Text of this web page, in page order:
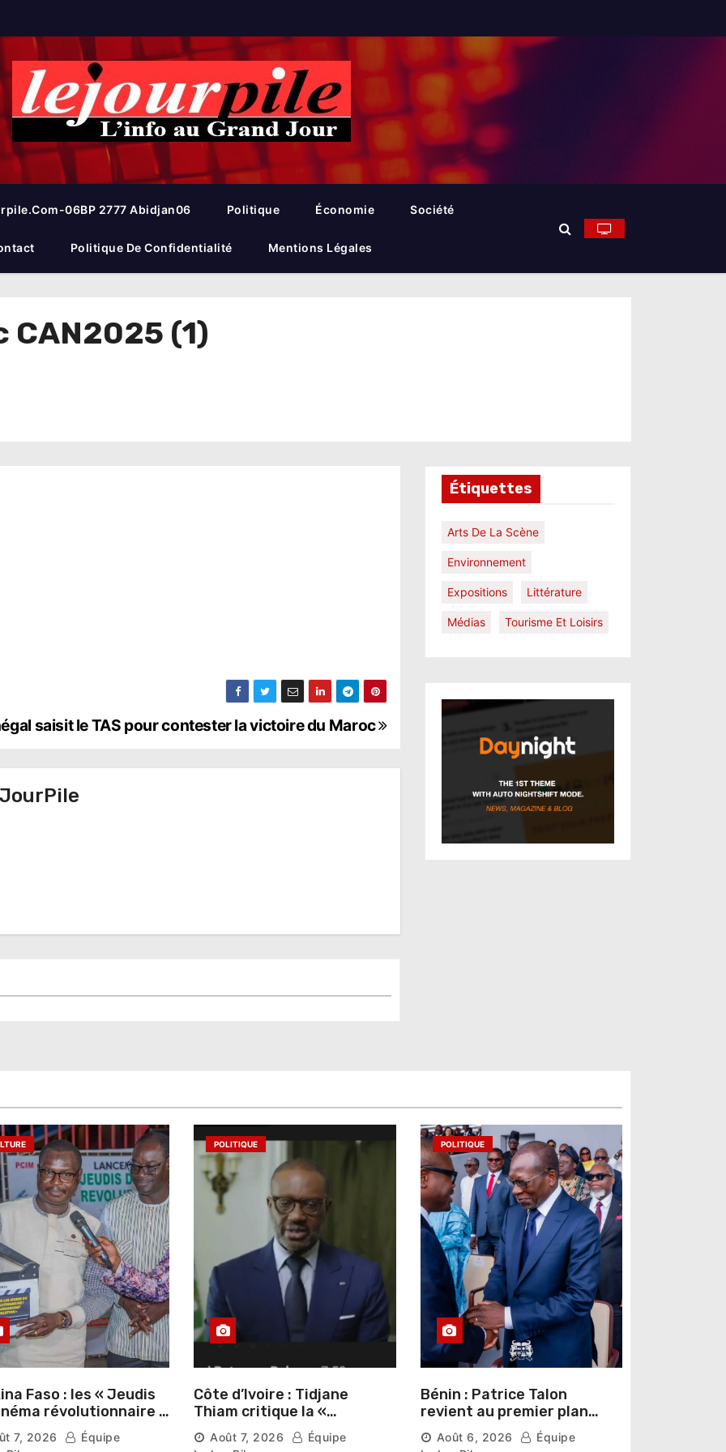
06BP 2777 Abidjan06 Politique Économie Société
Politique De Confidentialité Mentions Légales
CAN2025 (1)
saisit le TAS pour contester la victoire du Maroc
Étiquettes
Arts De La Scène
Environnement
Expositions Littérature
Médias Tourisme Et Loisirs
Faso : les « Jeudis
révolutionnaire »
au Mémorial Thomas
7, 2026
Équipe
POLITIQUE
Côte d’Ivoire : Tidjane
Thiam critique la «
judiciarisation » de la
politique et appelle à
Août 7, 2026
Équipe
POLITIQUE
Bénin : Patrice Talon
revient au premier plan
institutionnel comme
premier président du Sénat
Août 6, 2026
Équipe